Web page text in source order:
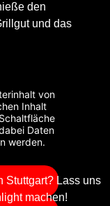
den
und das
von
Inhalt
Daten
werden.
Stuttgart? Lass uns
machen!